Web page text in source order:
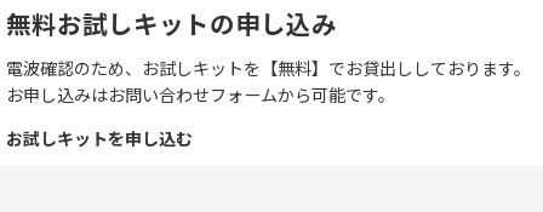
無料お試しキットの申し込み
電波確認のため、お試しキットを【無料】でお貸出ししております。
お申し込みはお問い合わせフォームから可能です。
お試しキットを申し込む